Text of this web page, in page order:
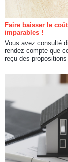
Faire baisser le
imparables !
Vous avez consulté
rendez compte que
reçu des